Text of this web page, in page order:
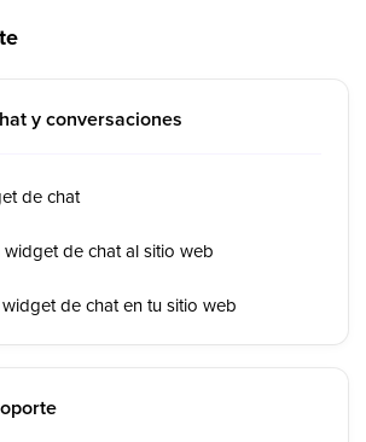
y conversaciones
de chat
de chat al sitio web
de chat en tu sitio web